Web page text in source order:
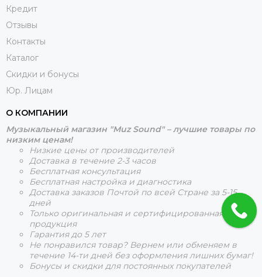
Кредит
Отзывы
Контакты
Каталог
Скидки и бонусы
Юр. Лицам
О КОМПАНИИ
Музыкальный магазин "Muz Sound" – лучшие товары по
низким ценам!
Низкие цены от производителей
Доставка в течение 2-3 часов
Бесплатная консультация
Бесплатная настройка и диагностика
Доставка заказов Почтой по всей Стране за 5-15
дней
Только оригинальная и сертифицированная
продукция
Гарантия до 5 лет
Не понравился товар? Вернем или обменяем в
течение 14-ти дней без оформления лишних бумаг!
Бонусы и скидки для постоянных покупателей